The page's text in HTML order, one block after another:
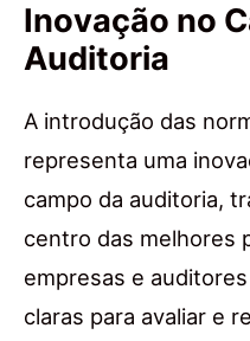
Inovação no
Auditoria
A introdução das
representa uma
campo da auditoria,
centro das melhores
empresas e
claras para avaliar e